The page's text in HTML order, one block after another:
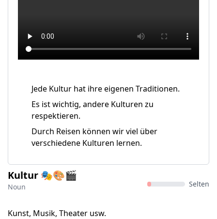
Jede Kultur hat ihre eigenen Traditionen.
Es ist wichtig, andere Kulturen zu
respektieren.
Durch Reisen können wir viel über
verschiedene Kulturen lernen.
Kultur 🎭🎨🎬
Noun Selten
Kunst, Musik, Theater usw.